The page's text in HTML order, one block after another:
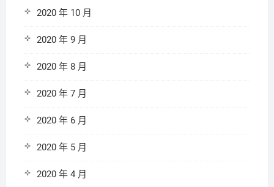
2020 年 10 月
2020 年 9 月
2020 年 8 月
2020 年 7 月
2020 年 6 月
2020 年 5 月
2020 年 4 月